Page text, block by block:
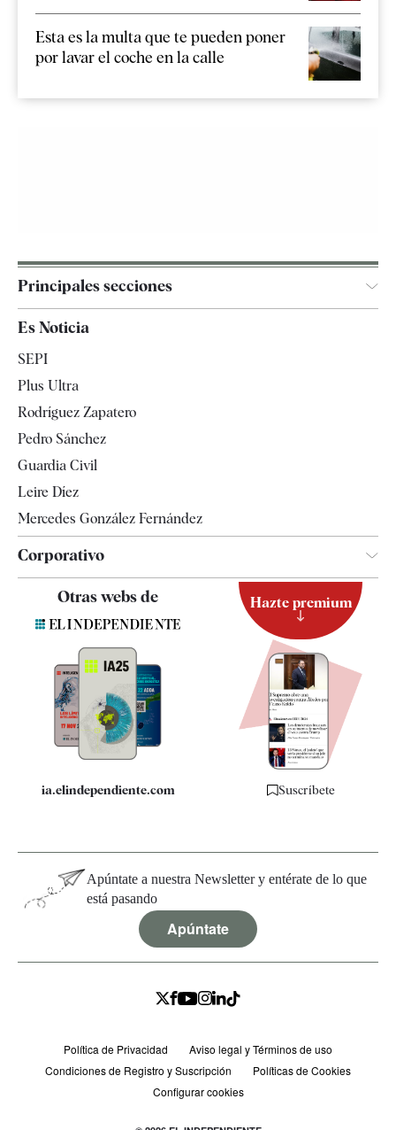
Esta es la multa que te pueden poner
por lavar el coche en la calle
Principales secciones
España
Televisión
Es Noticia
SEPI
Plus Ultra
Rodríguez Zapatero
Pedro Sánchez
Guardia Civil
Leire Díez
Mercedes González Fernández
Corporativo
Contacto
Quiénes somos
Especificaciones
Otras webs de
ia.elindependiente.com
Hazte premium
Suscríbete
Apúntate a nuestra Newsletter y entérate de lo que
está pasando
Apúntate
Política de Privacidad
Aviso legal y Términos de uso
Condiciones de Registro y Suscripción
Políticas de Cookies
Configurar cookies